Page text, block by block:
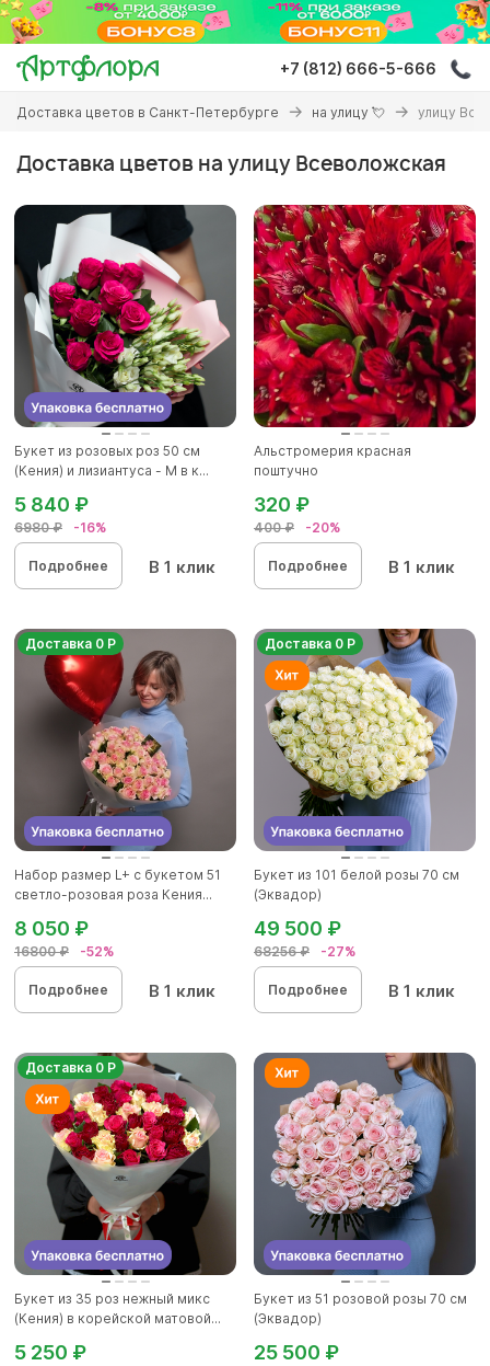
Перейти
основному
содержанию
+7 (812) 666-5-666
Вы
здесь
Доставка цветов в Санкт-Петербурге на улицу 💘 улицу
Доставка цветов на улицу Всеволожская
Букет из розовых роз 50 см
(Кения) и лизиантуса - М в к...
6980 ₽ -16%
5 840 ₽
Подробнее В 1 клик
Альстромерия красная
поштучно
400 ₽ -20%
320 ₽
Подробнее В 1 клик
Доставка 0 Р
Набор размер L+ с букетом 51
светло-розовая роза Кения...
16800 ₽ -52%
8 050 ₽
Подробнее В 1 клик
Доставка 0 Р
Букет из 101 белой розы 70 см
(Эквадор)
68256 ₽ -27%
49 500 ₽
Подробнее В 1 клик
Доставка 0 Р
Букет из 35 роз нежный микс
(Кения) в корейской матовой...
5 250 ₽
Букет из 51 розовой розы 70 см
(Эквадор)
25 500 ₽